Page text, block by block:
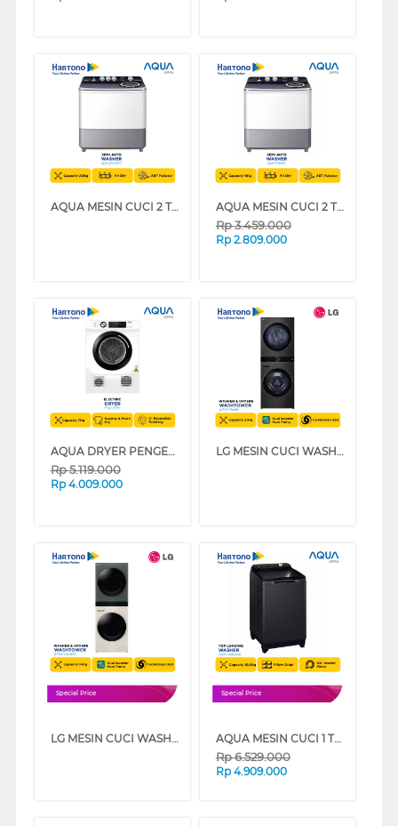
AQUA MESIN CUCI 2 TABUNG SEMI AUTO WASHER QW-2070HT AQUA MESIN CUCI 2 TABUNG SEMI AUTO WASHER 11 KG QW-1170HT
Rp3.459.000
Rp 2.809.000
AQUA DRYER PENGERING ELECTRIC DRYER 7 KG FQV-701E
Rp5.119.000
Rp 4.009.000
LG MESIN CUCI WASHER AND DRYERS 21 KG WASHTOWER WT2117NHB
Special Price
LG MESIN CUCI WASHER AND DRYERS 14 KG OBJET WASHTOWER WT1410NHEG
Special Price
AQUA MESIN CUCI 1 TABUNG TOP LOAD WASHER 10.5 KG AQW-1060DR
Rp6.529.000
Rp 4.909.000